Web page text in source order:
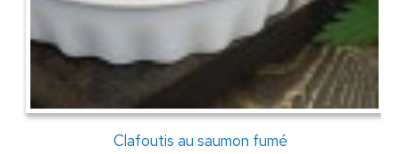
Clafoutis au saumon fumé